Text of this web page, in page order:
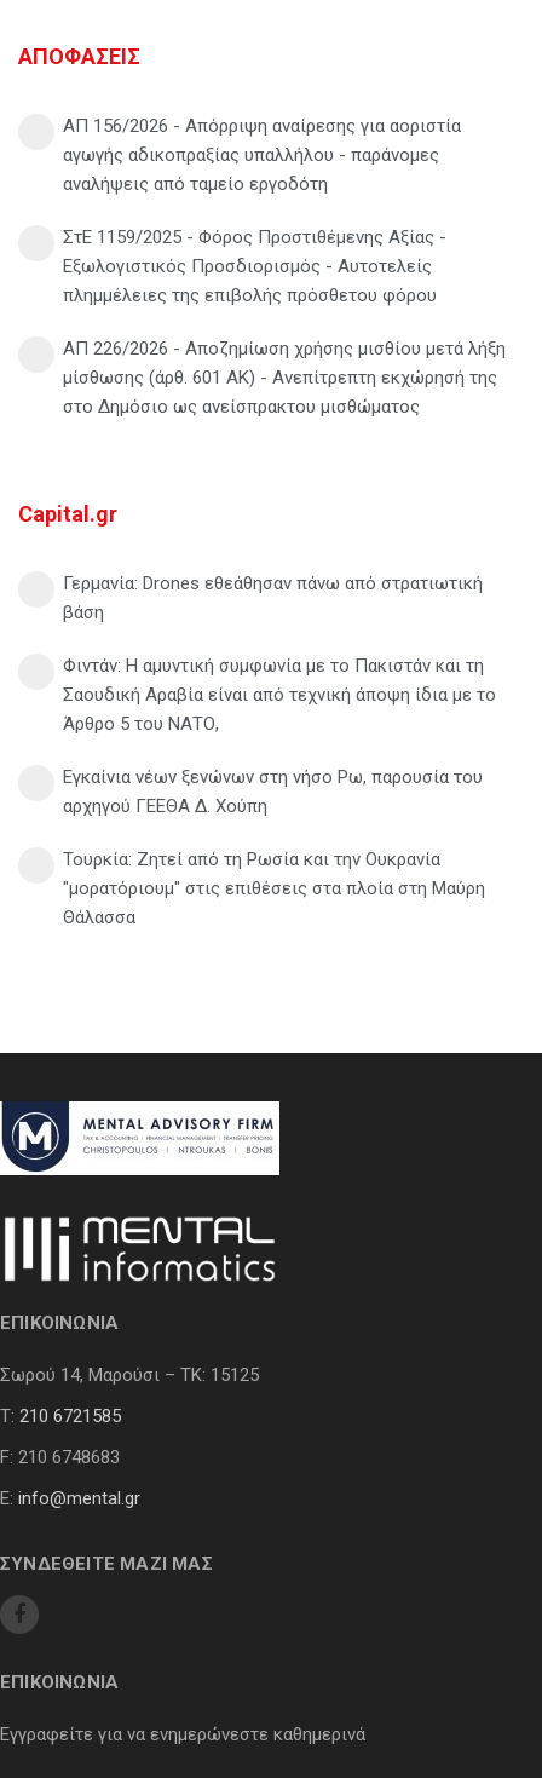
ΑΠΟΦΑΣΕΙΣ
ΑΠ 156/2026 - Απόρριψη αναίρεσης για αοριστία
αγωγής αδικοπραξίας υπαλλήλου - παράνομες
αναλήψεις από ταμείο εργοδότη
ΣτΕ 1159/2025 - Φόρος Προστιθέμενης Αξίας -
Εξωλογιστικός Προσδιορισμός - Αυτοτελείς
πλημμέλειες της επιβολής πρόσθετου φόρου
ΑΠ 226/2026 - Αποζημίωση χρήσης μισθίου μετά λήξη
μίσθωσης (άρθ. 601 ΑΚ) - Ανεπίτρεπτη εκχώρησή της
στο Δημόσιο ως ανείσπρακτου μισθώματος
Capital.gr
Γερμανία: Drones εθεάθησαν πάνω από στρατιωτική
βάση
Φιντάν: Η αμυντική συμφωνία με το Πακιστάν και τη
Σαουδική Αραβία είναι από τεχνική άποψη ίδια με τo
Άρθρο 5 του ΝΑΤΟ,
Εγκαίνια νέων ξενώνων στη νήσο Ρω, παρουσία του
αρχηγού ΓΕΕΘΑ Δ. Χούπη
Τουρκία: Ζητεί από τη Ρωσία και την Ουκρανία
"μορατόριουμ" στις επιθέσεις στα πλοία στη Μαύρη
Θάλασσα
ΕΠΙΚΟΙΝΩΝΙΑ
Σωρού 14, Μαρούσι – ΤΚ: 15125
Τ: 210 6721585
F: 210 6748683
E: info@mental.gr
ΣΥΝΔΕΘΕΙΤΕ ΜΑΖΙ ΜΑΣ
ΕΠΙΚΟΙΝΩΝΙΑ
Εγγραφείτε για να ενημερώνεστε καθημερινά